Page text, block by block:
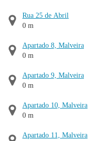
Rua 25 de Abril
0 m
Apartado 8, Malveira
0 m
Apartado 9, Malveira
0 m
Apartado 10, Malveira
0 m
Apartado 11, Malveira